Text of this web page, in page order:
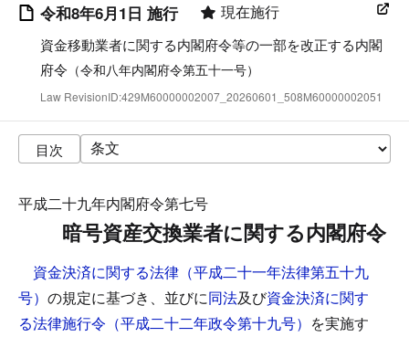
令和8年6月1日 施行 現在施行
資金移動業者に関する内閣府令等の一部を改正する内閣
府令 （令和八年内閣府令第五十一号）
Law RevisionID:429M60000002007_20260601_508M60000002051
目次
平成二十九年内閣府令第七号
暗号資産交換業者に関する内閣府令
資金決済に関する法律（平成二十一年法律第五十九
号） の規定に基づき、並びに同法及び資金決済に関す
る法律施行令（平成二十二年政令第十九号） を実施す